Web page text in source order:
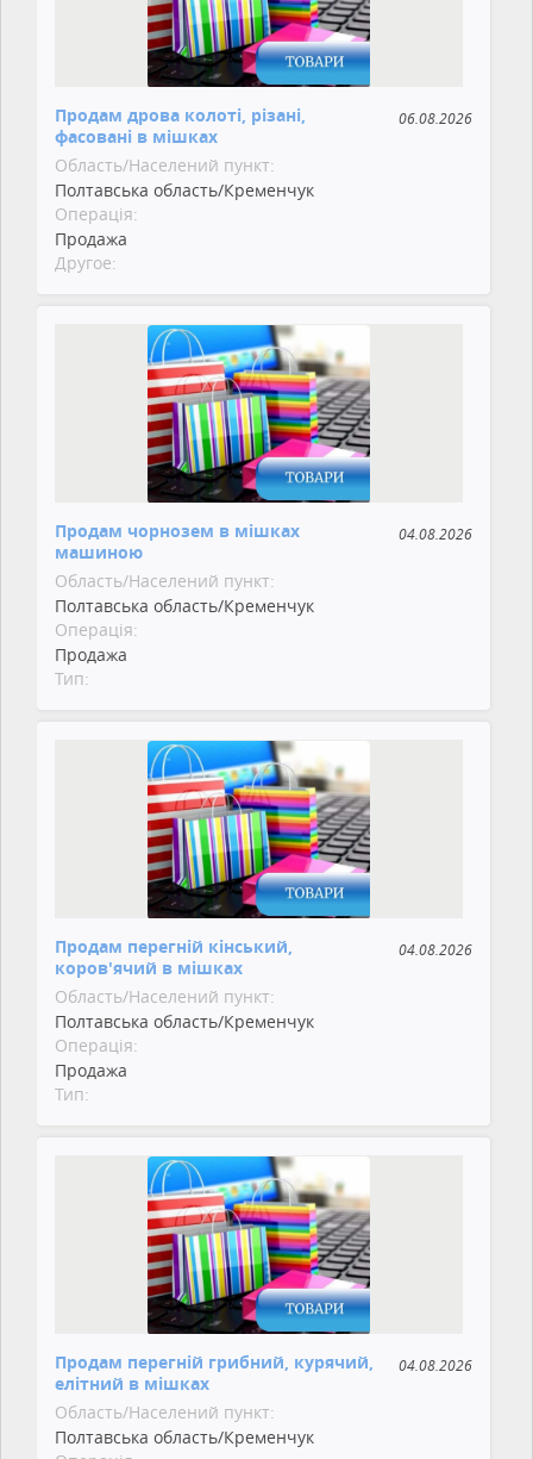
Продам дрова колоті, різані,
фасовані в мішках
06.08.2026
Область/Населений пункт:
Полтавська область/Кременчук
Операція:
Продажа
Другое:
Продам чорнозем в мішках
машиною
04.08.2026
Область/Населений пункт:
Полтавська область/Кременчук
Операція:
Продажа
Тип:
Продам перегній кінський,
коров'ячий в мішках
04.08.2026
Область/Населений пункт:
Полтавська область/Кременчук
Операція:
Продажа
Тип:
Продам перегній грибний, курячий,
елітний в мішках
04.08.2026
Область/Населений пункт:
Полтавська область/Кременчук